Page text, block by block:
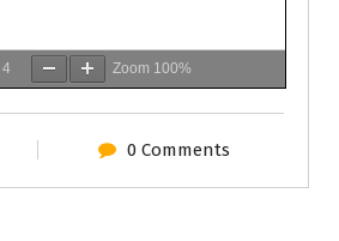
4 Zoom 100%
0 Comments